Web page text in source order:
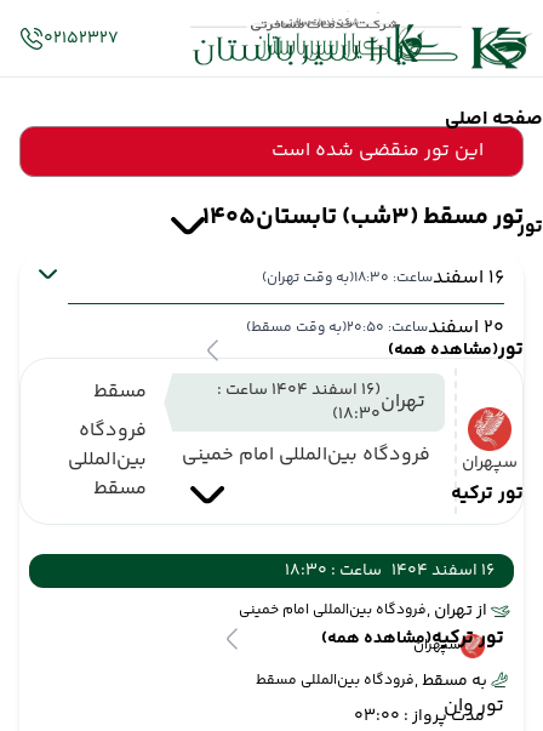
صفحه اصلی
تور
تور(مشاهده همه)
تور ترکیه
تور ترکیه(مشاهده همه)
تور وان
02152327
این تور منقضی شده است
تور مسقط (3شب) تابستان1405
16 اسفند ساعت: 18:30 (به وقت تهران)
20 اسفند ساعت: 20:50 (به وقت مسقط)
سپهران
تهران
(16 اسفند 1404 ساعت :
18:30)
فرودگاه بین‌المللی امام خمینی
مسقط
فرودگاه
بین‌المللی
مسقط
16 اسفند 1404
ساعت : 18:30
از تهران ,فرودگاه بین‌المللی امام خمینی
سپهران
به مسقط ,فرودگاه بین‌المللی مسقط
مدت پرواز : 03:00